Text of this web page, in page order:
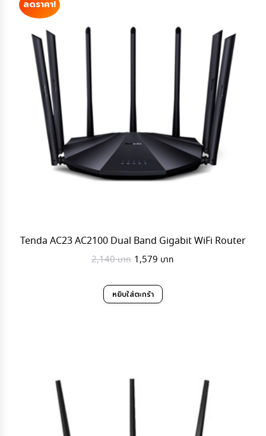
ลดราคา!
Tenda AC23 AC2100 Dual Band Gigabit WiFi Router
2,140
Original
was:
2,140฿.
1,579
หยิบใส่ตะกร้า